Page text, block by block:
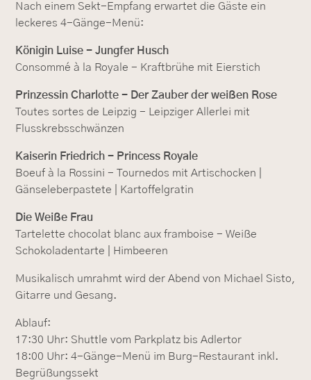
Nach einem Sekt-Empfang erwartet die Gäste ein
leckeres 4-Gänge-Menü:
Königin Luise - Jungfer Husch
Consommé à la Royale - Kraftbrühe mit Eierstich
Prinzessin Charlotte - Der Zauber der weißen Rose
Toutes sortes de Leipzig - Leipziger Allerlei mit
Flusskrebsschwänzen
Kaiserin Friedrich - Princess Royale
Boeuf à la Rossini - Tournedos mit Artischocken |
Gänseleberpastete | Kartoffelgratin
Die Weiße Frau
Tartelette chocolat blanc aux framboise - Weiße
Schokoladentarte | Himbeeren
Musikalisch umrahmt wird der Abend von Michael Sisto,
Gitarre und Gesang.
Ablauf:
17:30 Uhr: Shuttle vom Parkplatz bis Adlertor
18:00 Uhr: 4-Gänge-Menü im Burg-Restaurant inkl.
Begrüßungssekt